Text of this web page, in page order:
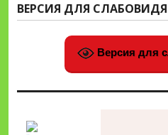
ВЕРСИЯ ДЛЯ
Версия для